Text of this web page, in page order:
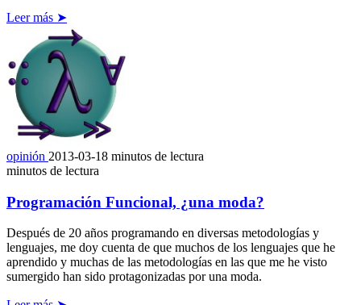
Leer más ➤
opinión 2013-03-18 minutos de lectura
minutos de lectura
Programación Funcional, ¿una moda?
Después de 20 años programando en diversas metodologías y
lenguajes, me doy cuenta de que muchos de los lenguajes que he
aprendido y muchas de las metodologías en las que me he visto
sumergido han sido protagonizadas por una moda.